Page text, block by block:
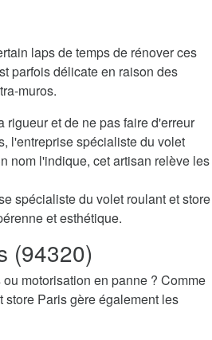
laps de temps de rénover ces
parfois délicate en raison des
muros.
et de ne pas faire d'erreur
l'entreprise spécialiste du volet
nom l'indique, cet artisan relève les
spécialiste du volet roulant et store
et esthétique.
(94320)
motorisation en panne ? Comme
Paris gère également les